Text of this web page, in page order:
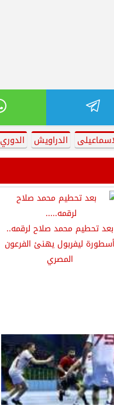
الدراويش الدوري
بعد تحطيم محمد صلاح لرقمه..
أسطورة ليفربول يهنئ الفرعون
المصري